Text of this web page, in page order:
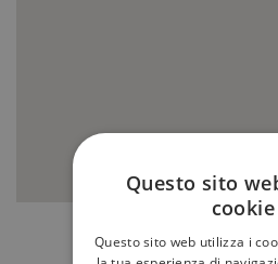
Questo sito
cookie
Questo sito web utilizza i